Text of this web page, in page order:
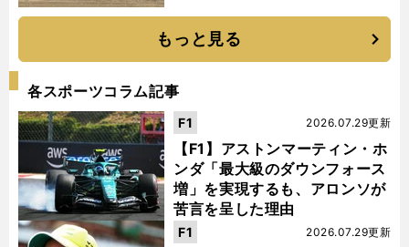
もっと見る
各スポーツコラム記事
【F1】アストンマーティン・ホ
ンダ「最大級のダウンフォース
増」を実現するも、アロンソが
苦言を呈した理由
2026.07.29更新
F1
2026.07.29更新
F1